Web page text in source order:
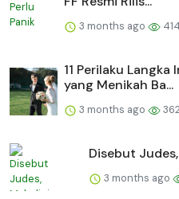
3 months ago 414
11 Perilaku
yang Menikah Ba...
3 months ago
Disebut
3 months ago